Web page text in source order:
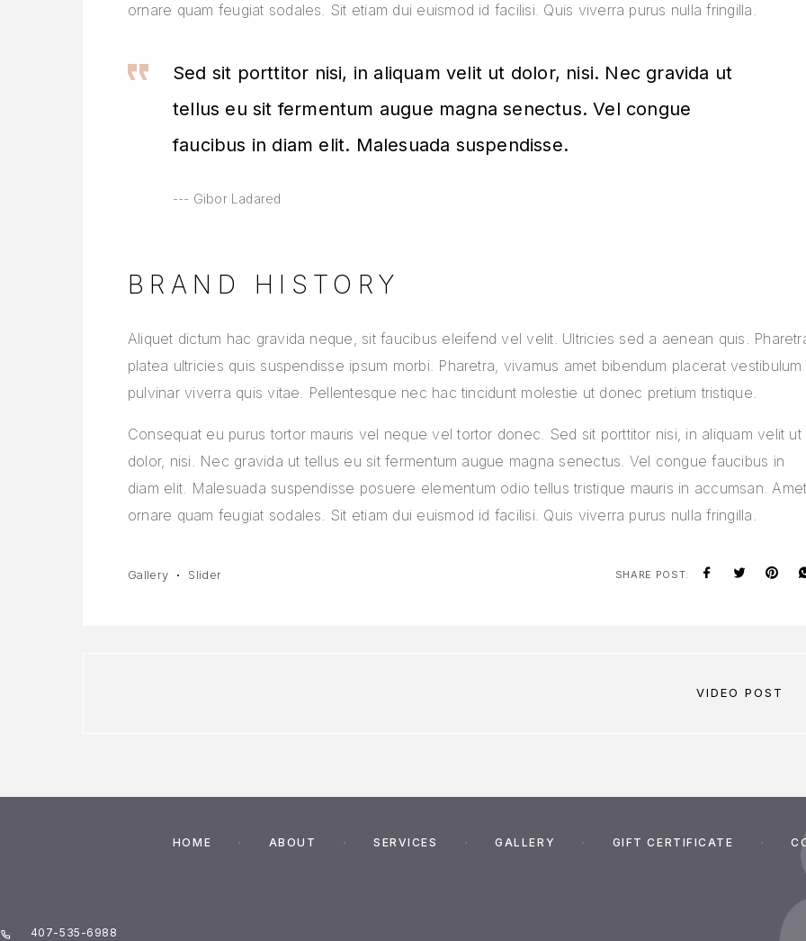
ornare quam feugiat sodales. Sit etiam dui euismod id facilisi. Quis viverra purus nulla fringilla.
Sed sit porttitor nisi, in aliquam velit ut dolor, nisi. Nec gravida ut
tellus eu sit fermentum augue magna senectus. Vel congue
faucibus in diam elit. Malesuada suspendisse.
Gibor Ladared
BRAND HISTORY
Aliquet dictum hac gravida neque, sit faucibus eleifend vel velit. Ultricies sed a aenean quis.
platea ultricies quis suspendisse ipsum morbi. Pharetra, vivamus amet bibendum placerat vestibulum
pulvinar viverra quis vitae. Pellentesque nec hac tincidunt molestie ut donec pretium tristique.
Consequat eu purus tortor mauris vel neque vel tortor donec. Sed sit porttitor nisi, in aliquam velit ut
dolor, nisi. Nec gravida ut tellus eu sit fermentum augue magna senectus. Vel congue faucibus in
diam elit. Malesuada suspendisse posuere elementum odio tellus tristique mauris in accumsan.
ornare quam feugiat sodales. Sit etiam dui euismod id facilisi. Quis viverra purus nulla fringilla.
Gallery Slider SHARE POST:
VIDEO POST
HOME ABOUT SERVICES GALLERY GIFT CERTIFICATE
407-535-6988